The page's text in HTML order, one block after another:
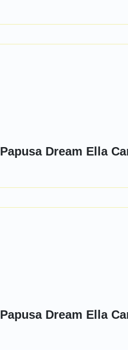
Papusa Dream Ella
Papusa Dream Ella